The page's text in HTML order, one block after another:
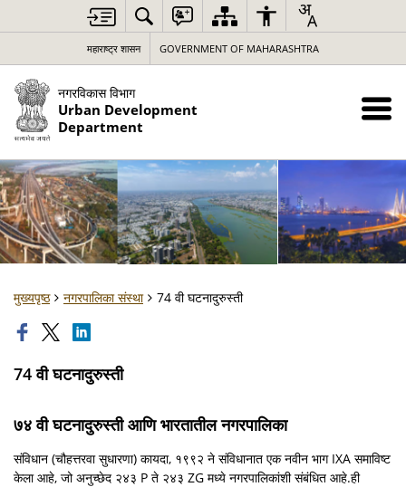
महाराष्ट्र शासन GOVERNMENT OF MAHARASHTRA
नगरविकास विभाग
Urban Development
Department
मुख्यपृष्ठ नगरपालिका संस्था 74 वी घटनादुरुस्ती
74 वी घटनादुरुस्ती
७४ वी घटनादुरुस्ती आणि भारतातील नगरपालिका
संविधान (चौहत्तरवा सुधारणा) कायदा, १९९२ ने संविधानात एक नवीन भाग IXA समाविष्ट
केला आहे, जो अनुच्छेद २४३ P ते २४३ ZG मध्ये नगरपालिकांशी संबंधित आहे.ही